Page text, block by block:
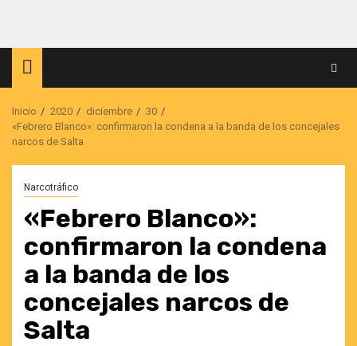
contenido
Inicio 2020 diciembre
30
«Febrero Blanco»: confirmaron la condena a la banda de los concejales
narcos de Salta
Narcotráfico
«Febrero Blanco»:
confirmaron la condena
a la banda de los
concejales narcos de
Salta